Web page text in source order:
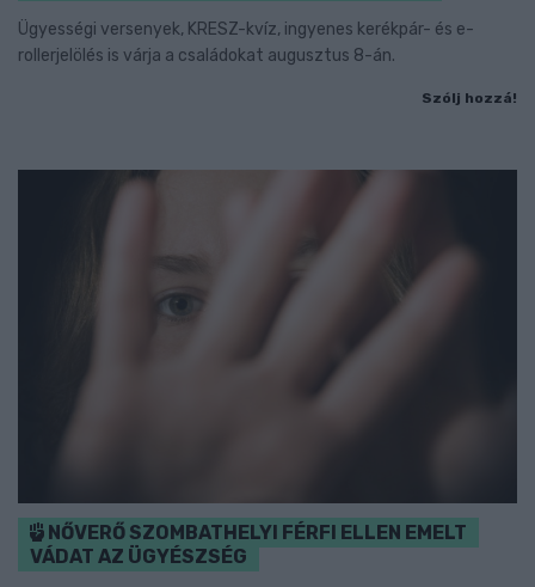
Ügyességi versenyek, KRESZ-kvíz, ingyenes kerékpár- és e-
rollerjelölés is várja a családokat augusztus 8-án.
Szólj hozzá!
NŐVERŐ SZOMBATHELYI FÉRFI ELLEN EMELT
VÁDAT AZ ÜGYÉSZSÉG